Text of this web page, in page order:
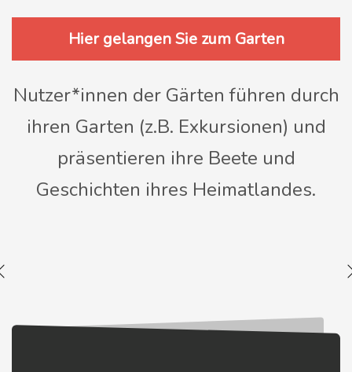
Hier gelangen Sie zum Garten
Nutzer*innen der Gärten führen durch
ihren Garten (z.B. Exkursionen) und
präsentieren ihre Beete und
Geschichten ihres Heimatlandes.